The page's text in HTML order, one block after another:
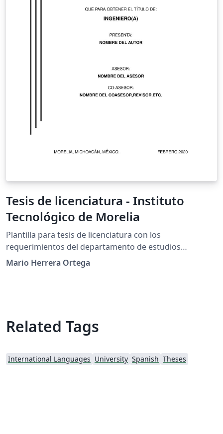
Tesis de licenciatura - Instituto
Tecnológico de Morelia
Plantilla para tesis de licenciatura con los
requerimientos del departamento de estudios
profesionales del Instituto Tecnológico de Morelia (no
Mario Herrera Ortega
Related Tags
International Languages University Spanish Theses